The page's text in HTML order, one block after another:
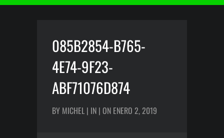
085B2854-B765-
4E74-9F23-
ABF71076D874
BY MICHEL | IN | ON ENERO 2, 2019